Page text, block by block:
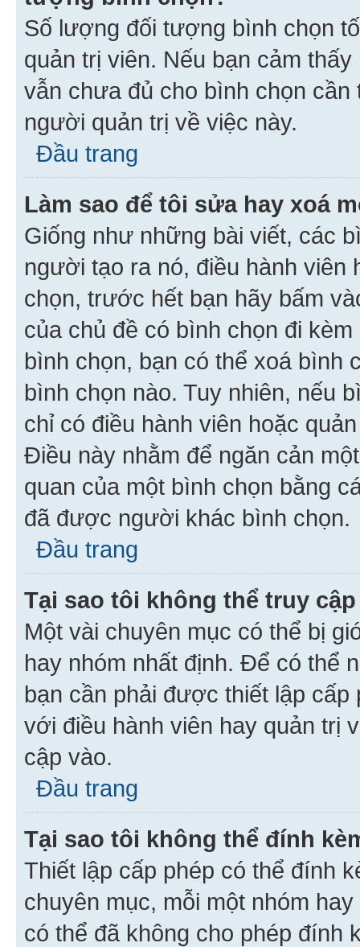
Số lượng đối tượng bình chọn
quản trị viên. Nếu bạn cảm
vẫn chưa đủ cho bình chọn
người quản trị về việc này.
Đầu trang
Làm sao để tôi sửa hay xoá
Giống như những bài viết, các
người tạo ra nó, điều hành
chọn, trước hết bạn hãy bấm
của chủ đề có bình chọn đi
bình chọn, bạn có thể xoá bình
bình chọn nào. Tuy nhiên, nếu
chỉ có điều hành viên hoặc
Điều này nhằm để ngăn cản
quan của một bình chọn bằng
đã được người khác bình chọn.
Đầu trang
Tại sao tôi không thể truy
Một vài chuyên mục có thể bị
hay nhóm nhất định. Để có thể
bạn cần phải được thiết lập
với điều hành viên hay quản trị
cập vào.
Đầu trang
Tại sao tôi không thể đính
Thiết lập cấp phép có thể đính
chuyên mục, mỗi một nhóm
có thể đã không cho phép đính